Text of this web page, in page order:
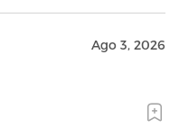
Ago 3, 2026